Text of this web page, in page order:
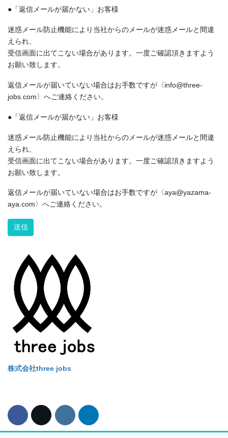
●「返信メールが届かない」お客様
迷惑メール防止機能により当社からのメールが迷惑メールと間違
えられ、
受信画面に出てこない場合があります。一度ご確認頂きますよう
お願い致します。
返信メールが届いていない場合はお手数ですが〈info@three-
jobs.com〉へご連絡ください。
●「返信メールが届かない」お客様
迷惑メール防止機能により当社からのメールが迷惑メールと間違
えられ、
受信画面に出てこない場合があります。一度ご確認頂きますよう
お願い致します。
返信メールが届いていない場合はお手数ですが〈aya@yazama-
aya.com〉へご連絡ください。
株式会社three jobs